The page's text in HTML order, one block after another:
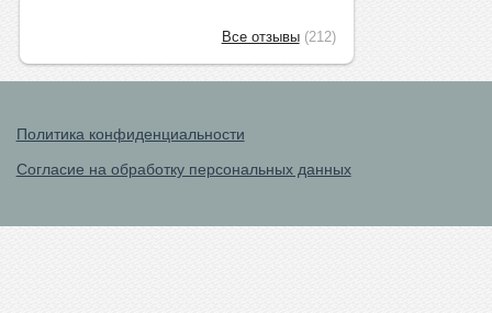
Все отзывы(212)
Политика конфиденциальности
Согласие на обработку персональных данных